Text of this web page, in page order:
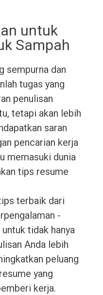
untuk
Sampah
sempurna dan
tugas yang
penulisan
tetapi akan lebih
saran
pencarian kerja
memasuki dunia
tips resume
terbaik dari
-
tidak hanya
Anda lebih
peluang
yang
kerja.